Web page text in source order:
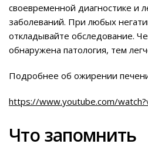
своевременной диагностике и
заболеваний. При любых
откладывайте обследование.
обнаружена патология, тем
Подробнее об ожирении
https://www.youtube.com/
Что запомнить